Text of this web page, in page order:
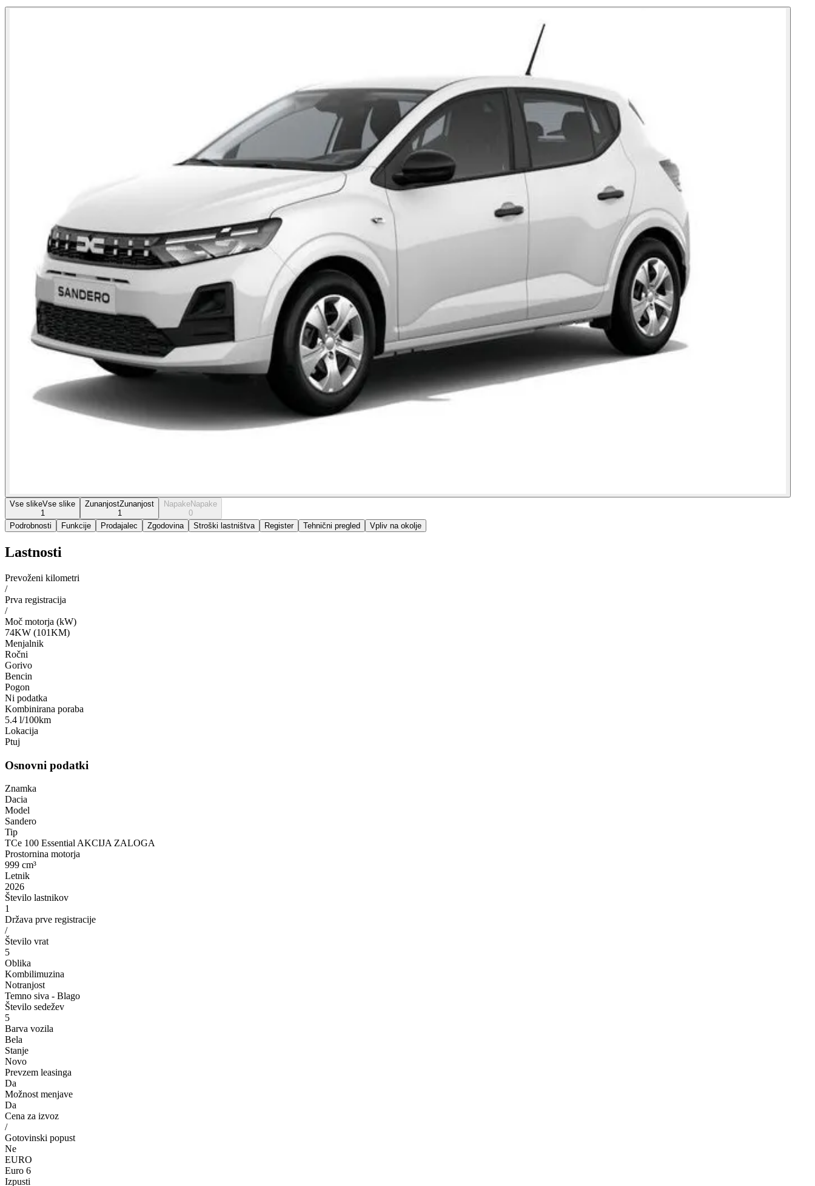
Vse slikeVse slike
1
ZunanjostZunanjost
1
NapakeNapake
0
Podrobnosti
Funkcije Prodajalec Zgodovina Stroški lastništva Register Tehnični pregled Vpliv na okolje
Lastnosti
Prevoženi kilometri
/
Prva registracija
/
Moč motorja (kW)
74KW (101KM)
Menjalnik
Ročni
Gorivo
Bencin
Pogon
Ni podatka
Kombinirana poraba
5.4 l/100km
Lokacija
Ptuj
Osnovni podatki
Znamka
Dacia
Model
Sandero
Tip
TCe 100 Essential AKCIJA ZALOGA
Prostornina motorja
999 cm³
Letnik
2026
Število lastnikov
1
Država prve registracije
/
Število vrat
5
Oblika
Kombilimuzina
Notranjost
Temno siva - Blago
Število sedežev
5
Barva vozila
Bela
Stanje
Novo
Prevzem leasinga
Da
Možnost menjave
Da
Cena za izvoz
/
Gotovinski popust
Ne
EURO
Euro 6
Izpusti